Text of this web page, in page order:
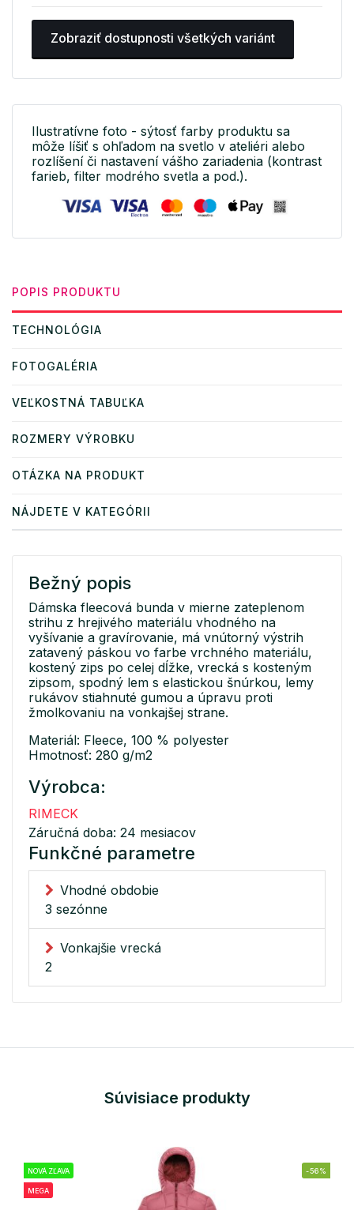
Zobraziť dostupnosti všetkých variánt
Ilustratívne foto - sýtosť farby produktu sa
môže líšiť s ohľadom na svetlo v ateliéri alebo
rozlíšení či nastavení vášho zariadenia (kontrast
farieb, filter modrého svetla a pod.).
POPIS PRODUKTU
TECHNOLÓGIA
FOTOGALÉRIA
VEĽKOSTNÁ TABUĽKA
ROZMERY VÝROBKU
OTÁZKA NA PRODUKT
NÁJDETE V KATEGÓRII
Bežný popis
Dámska fleecová bunda v mierne zateplenom
strihu z hrejivého materiálu vhodného na
vyšívanie a gravírovanie, má vnútorný výstrih
zatavený páskou vo farbe vrchného materiálu,
kostený zips po celej dĺžke, vrecká s kosteným
zipsom, spodný lem s elastickou šnúrkou, lemy
rukávov stiahnuté gumou a úpravu proti
žmolkovaniu na vonkajšej strane.
Materiál: Fleece, 100 % polyester
Hmotnosť: 280 g/m2
Výrobca:
RIMECK
Záručná doba: 24 mesiacov
Funkčné parametre
Vhodné obdobie
3 sezónne
Vonkajšie vrecká
2
Súvisiace produkty
NOVÁ ZĽAVA
MEGA
-56%